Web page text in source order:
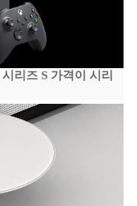
리즈 S 가격이 시리